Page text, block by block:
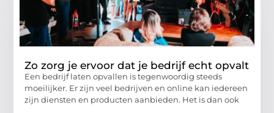
Zo zorg je ervoor dat je bedrijf echt opvalt
Een bedrijf laten opvallen is tegenwoordig steeds
moeilijker. Er zijn veel bedrijven en online kan iedereen
zijn diensten en producten aanbieden. Het is dan ook